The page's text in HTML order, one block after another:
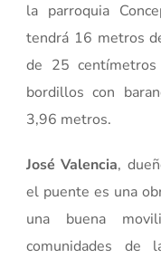
la parroquia
tendrá 16 metros
de 25
bordillos con
3,96 metros.
José Valencia,
el puente es una
una buena
comunidades de